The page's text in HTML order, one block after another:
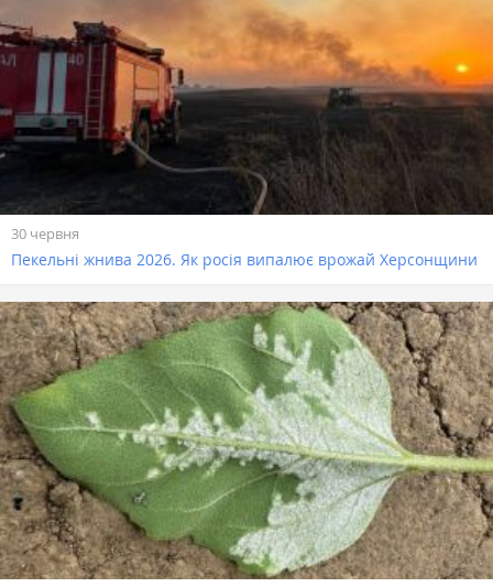
30 червня
Пекельні жнива 2026. Як росія випалює врожай Херсонщини